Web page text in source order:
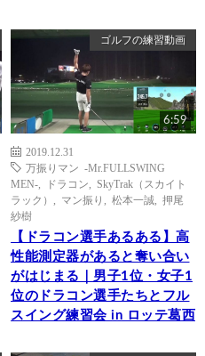
ゴルフの練習動画
6:59
2019.12.31
万振りマン -Mr.FULLSWING
MEN-
ドラコン
SkyTrak（スカイト
ラック）
マン振り 松本一誠
押尾
紗樹
【ドラコン選手あるある】高
性能測定器があると奪い合い
がはじまる｜男子1位・女子1
位のドラコン選手たちとフル
スイング練習会 in ロッテ葛西